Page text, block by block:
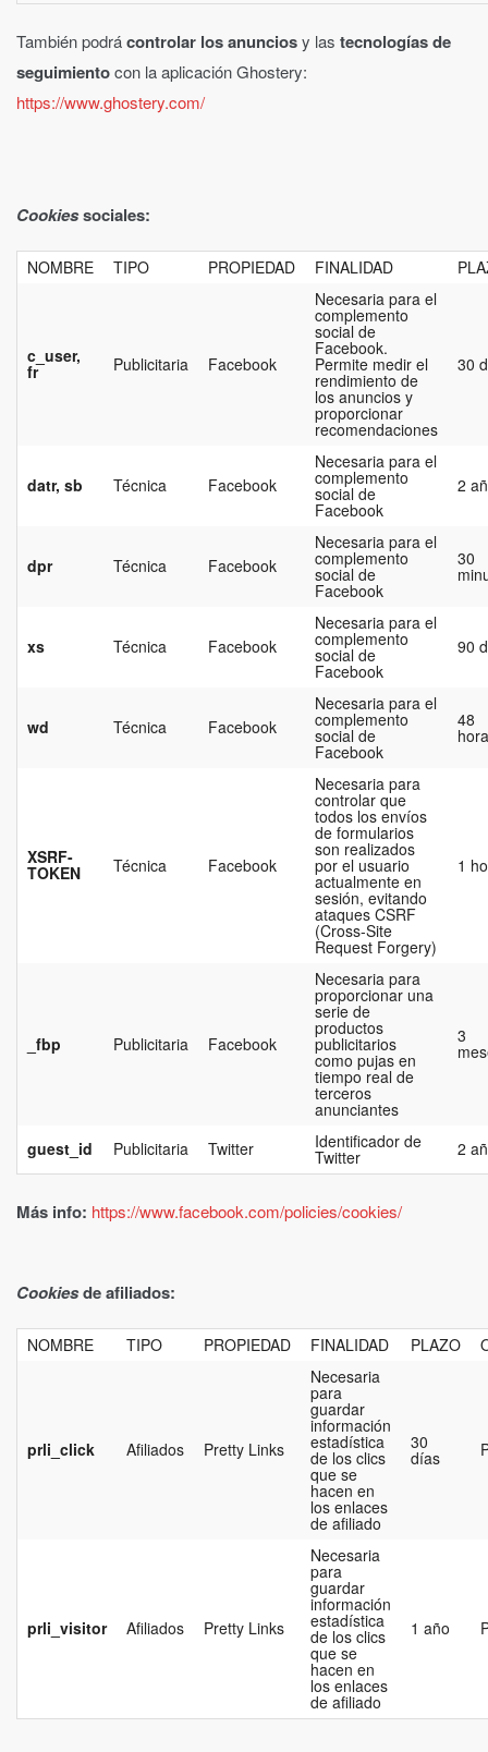
También podrácontrolar los anunciosy las tecnologías de
seguimientocon la aplicación Ghostery:
https://www.ghostery.com/
Cookiessociales:
NOMBRE TIPO PROPIEDAD FINALIDAD
c_user,
fr Publicitaria Facebook
Necesaria para el
complemento
social de
Facebook.
Permite medir el
rendimiento de
los anuncios y
proporcionar
recomendaciones
30
datr, sb Técnica Facebook
Necesaria para el
complemento
social de
Facebook
2
dpr Técnica Facebook
Necesaria para el
complemento
social de
Facebook
30
xs Técnica Facebook
Necesaria para el
complemento
social de
Facebook
90
wd Técnica Facebook
Necesaria para el
complemento
social de
Facebook
48
XSRF-
TOKEN Técnica Facebook
Necesaria para
controlar que
todos los envíos
de formularios
son realizados
por el usuario
actualmente en
sesión, evitando
ataques CSRF
(Cross-Site
Request Forgery)
1
_fbp Publicitaria Facebook
Necesaria para
proporcionar una
serie de
productos
publicitarios
como pujas en
tiempo real de
terceros
anunciantes
3
guest_id Publicitaria Twitter Identificador de
Twitter 2
Más info: https://www.facebook.com/policies/cookies/
Cookiesde afiliados:
NOMBRE TIPO PROPIEDAD FINALIDAD PLAZO
prli_click Afiliados Pretty Links
Necesaria
para
guardar
información
estadística
de los clics
que se
hacen en
los enlaces
de afiliado
30
días
prli_visitor Afiliados Pretty Links
Necesaria
para
guardar
información
estadística
de los clics
que se
hacen en
los enlaces
de afiliado
1 año